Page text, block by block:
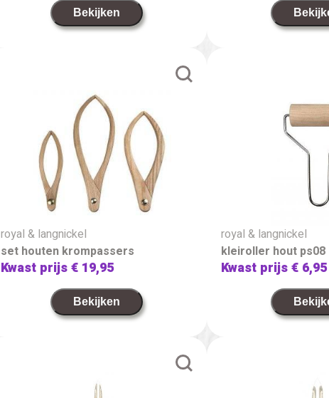
Bekijken
royal & langnickel
set houten krompassers
Kwast prijs€ 19,95
Bekijken
royal & langnickel
kleiroller hout ps08
Kwast prijs€ 6,95